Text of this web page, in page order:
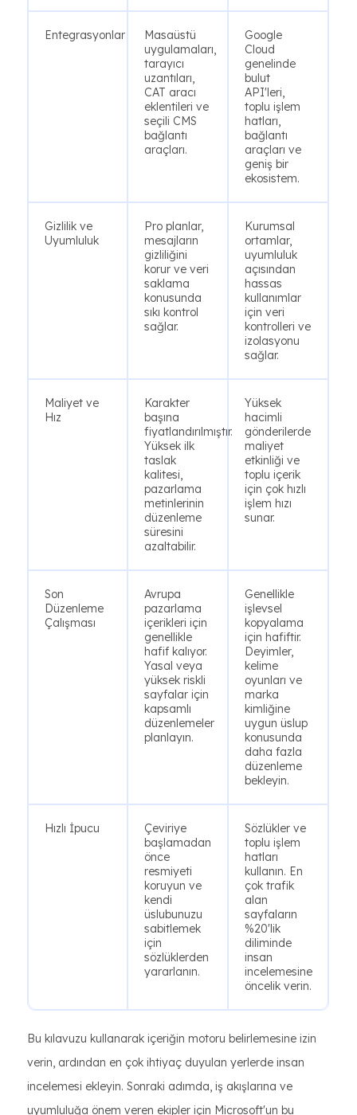
Entegrasyonlar
Masaüstü
uygulamaları,
tarayıcı
uzantıları,
CAT aracı
eklentileri ve
seçili CMS
bağlantı
araçları.
Google
Cloud
genelinde
bulut
API'leri,
toplu işlem
hatları,
bağlantı
araçları ve
geniş bir
ekosistem.
Gizlilik ve
Uyumluluk
Pro planlar,
mesajların
gizliliğini
korur ve veri
saklama
konusunda
sıkı kontrol
sağlar.
Kurumsal
ortamlar,
uyumluluk
açısından
hassas
kullanımlar
için veri
kontrolleri ve
izolasyonu
sağlar.
Maliyet ve
Hız
Karakter
başına
fiyatlandırılmıştır.
Yüksek ilk
taslak
kalitesi,
pazarlama
metinlerinin
düzenleme
süresini
azaltabilir.
Yüksek
hacimli
gönderilerde
maliyet
etkinliği ve
toplu içerik
için çok hızlı
işlem hızı
sunar.
Son
Düzenleme
Çalışması
Avrupa
pazarlama
içerikleri için
genellikle
hafif kalıyor.
Yasal veya
yüksek riskli
sayfalar için
kapsamlı
düzenlemeler
planlayın.
Genellikle
işlevsel
kopyalama
için hafiftir.
Deyimler,
kelime
oyunları ve
marka
kimliğine
uygun üslup
konusunda
daha fazla
düzenleme
bekleyin.
Hızlı İpucu
Çeviriye
başlamadan
önce
resmiyeti
koruyun ve
kendi
üslubunuzu
sabitlemek
için
sözlüklerden
yararlanın.
Sözlükler ve
toplu işlem
hatları
kullanın. En
çok trafik
alan
sayfaların
%20'lik
diliminde
insan
incelemesine
öncelik verin.
Bu kılavuzu kullanarak içeriğin motoru belirlemesine izin
verin, ardından en çok ihtiyaç duyulan yerlerde insan
incelemesi ekleyin. Sonraki adımda, iş akışlarına ve
uyumluluğa önem veren ekipler için Microsoft'un bu